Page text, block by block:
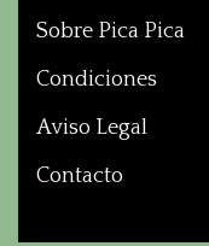
Sobre Pica Pica
Condiciones
Aviso Legal
Contacto